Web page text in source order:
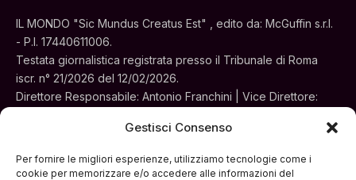
Gestisci Consenso
Per fornire le migliori esperienze, utilizziamo tecnologie come i
cookie per memorizzare e/o accedere alle informazioni del
IL MONDO "Sic Mundus Creatus Est" , edito da: McGuffin s.r.l.
- P.I. 17440611006.
Testata giornalistica registrata presso il Tribunale di Roma
iscr. n° 21/2026 del 12/02/2026.
Direttore Responsabile: Antonio Franchini | Vice Direttore:
Sede legale: Via Silvestri, 195 - Roma.
Cinemedia Srl